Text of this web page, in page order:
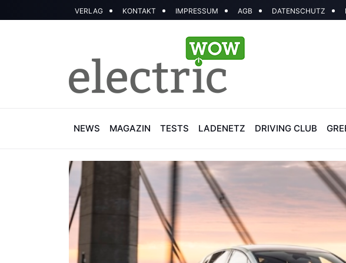
VERLAG KONTAKT IMPRESSUM AGB DATENSCHUTZ
NEWS MAGAZIN TESTS LADENETZ DRIVING CLUB